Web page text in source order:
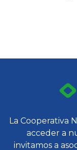
La Cooperativa
acceder a
invitamos a